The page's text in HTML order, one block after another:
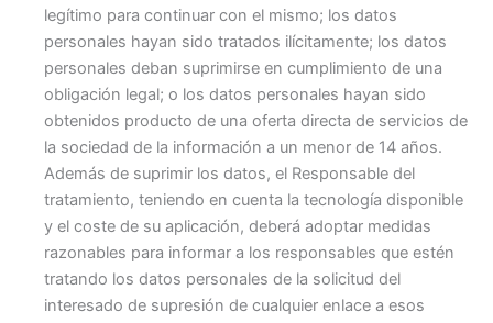
legítimo para continuar con el mismo; los datos
personales hayan sido tratados ilícitamente; los datos
personales deban suprimirse en cumplimiento de una
obligación legal; o los datos personales hayan sido
obtenidos producto de una oferta directa de servicios de
la sociedad de la información a un menor de 14 años.
Además de suprimir los datos, el Responsable del
tratamiento, teniendo en cuenta la tecnología disponible
y el coste de su aplicación, deberá adoptar medidas
razonables para informar a los responsables que estén
tratando los datos personales de la solicitud del
interesado de supresión de cualquier enlace a esos